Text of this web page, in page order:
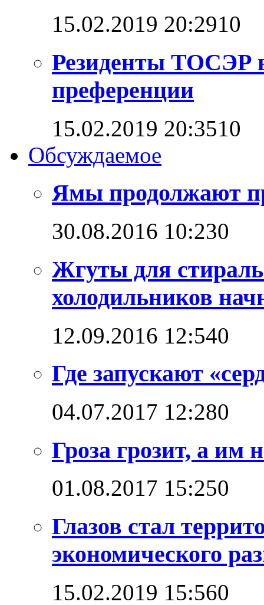
15.02.2019 20:2910
Резиденты ТОСЭР
преференции
15.02.2019 20:3510
Обсуждаемое
Ямы продолжают
30.08.2016 10:230
Жгуты для
холодильников
12.09.2016 12:540
Где запускают
04.07.2017 12:280
Гроза грозит, а им
01.08.2017 15:250
Глазов стал
экономического
15.02.2019 15:560